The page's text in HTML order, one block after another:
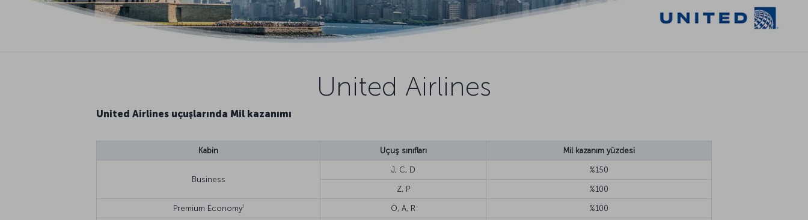
United Airlines
United Airlines uçuşlarında Mil kazanımı
Kabin Uçuş sınıfları Mil kazanım yüzdesi
Business
J, C, D %150
Z, P %100
Premium Economy1 O, A, R %100